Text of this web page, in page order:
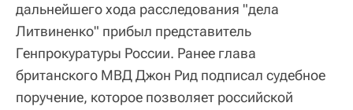
дальнейшего хода расследования "дела
Литвиненко" прибыл представитель
Генпрокуратуры России. Ранее глава
британского МВД Джон Рид подписал судебное
поручение, которое позволяет российской